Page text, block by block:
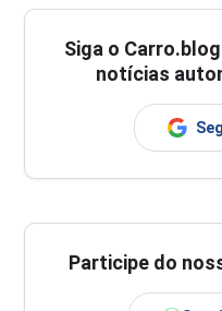
Siga o
notícias
Participe do